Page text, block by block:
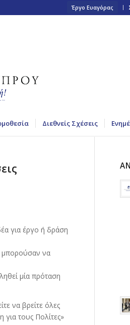
Έργο Ευαγόρας
Διεθνείς Σχέσεις
για έργο ή δράση
μπορούσαν να
μία πρόταση
να βρείτε όλες
τους Πολίτες»